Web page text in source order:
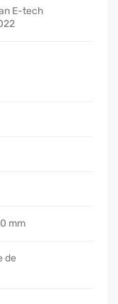
E-tech
mm
de